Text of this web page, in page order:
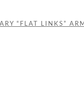
“FLAT LINKS”